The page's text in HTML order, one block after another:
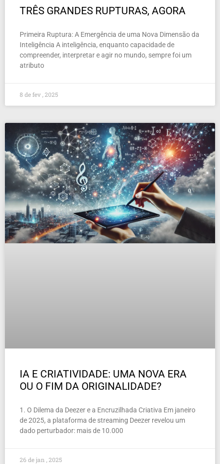
TRÊS GRANDES RUPTURAS, AGORA
Primeira Ruptura: A Emergência de uma Nova Dimensão da
Inteligência A inteligência, enquanto capacidade de
compreender, interpretar e agir no mundo, sempre foi um
atributo
8 de fev , 2025
IA E CRIATIVIDADE: UMA NOVA ERA
OU O FIM DA ORIGINALIDADE?
1. O Dilema da Deezer e a Encruzilhada Criativa Em janeiro
de 2025, a plataforma de streaming Deezer revelou um
dado perturbador: mais de 10.000
26 de jan , 2025